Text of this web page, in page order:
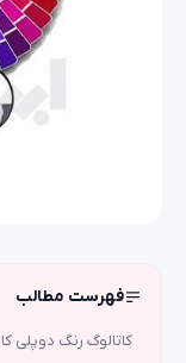
فهرست مطالب
کاتالوگ رنگ دوپلی